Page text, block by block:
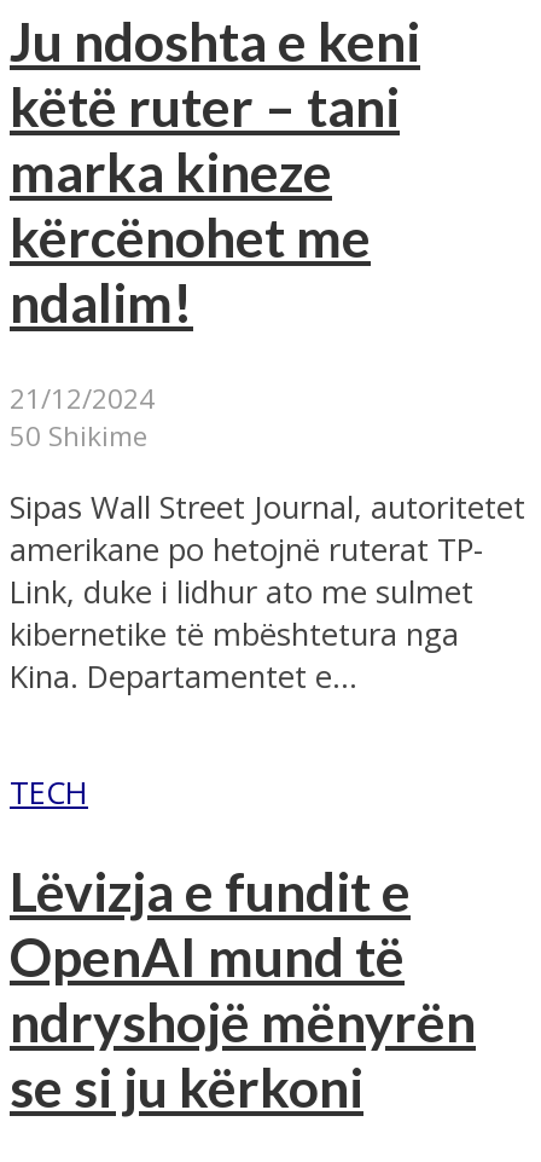
Ju ndoshta e keni
këtë ruter – tani
marka kineze
kërcënohet me
ndalim!
21/12/2024
50 Shikime
Sipas Wall Street Journal, autoritetet
amerikane po hetojnë ruterat TP-
Link, duke i lidhur ato me sulmet
kibernetike të mbështetura nga
Kina. Departamentet e...
TECH
Lëvizja e fundit e
OpenAI mund të
ndryshojë mënyrën
se si ju kërkoni